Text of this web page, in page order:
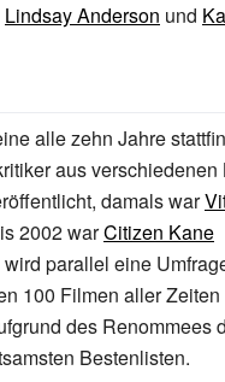
Lindsay Anderson und
alle zehn Jahre
aus verschiedenen
damals war
2002 warCitizen Kane
parallel eine
100 Filmen aller
des Renommees
Bestenlisten.